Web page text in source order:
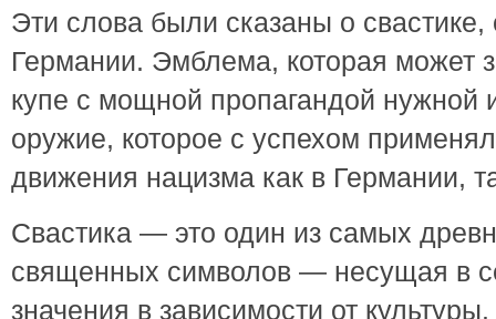
Эти слова были сказаны о
Германии. Эмблема, которая может
купе с мощной пропагандой
оружие, которое с успехом
движения нацизма как в Германии,
Свастика — это один из самых
священных символов — несущая в
значения в зависимости от